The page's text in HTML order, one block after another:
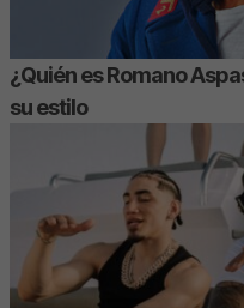
¿Quién es Romano
su estilo